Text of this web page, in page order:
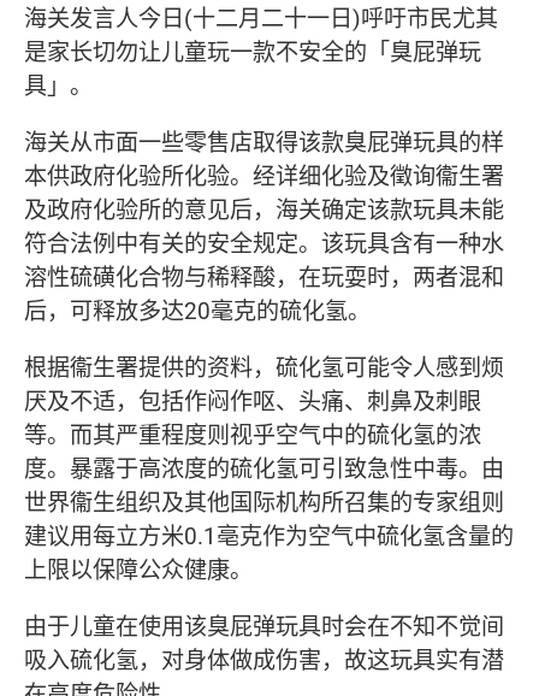
海关发言人今日(十二月二十一日)呼吁市民尤其
是家长切勿让儿童玩一款不安全的「臭屁弹玩
具」。
海关从市面一些零售店取得该款臭屁弹玩具的样
本供政府化验所化验。经详细化验及徵询衞生署
及政府化验所的意见后，海关确定该款玩具未能
符合法例中有关的安全规定。该玩具含有一种水
溶性硫磺化合物与稀释酸，在玩耍时，两者混和
后，可释放多达20毫克的硫化氢。
根据衞生署提供的资料，硫化氢可能令人感到烦
厌及不适，包括作闷作呕、头痛、刺鼻及刺眼
等。而其严重程度则视乎空气中的硫化氢的浓
度。暴露于高浓度的硫化氢可引致急性中毒。由
世界衞生组织及其他国际机构所召集的专家组则
建议用每立方米0.1亳克作为空气中硫化氢含量的
上限以保障公众健康。
由于儿童在使用该臭屁弹玩具时会在不知不觉间
吸入硫化氢，对身体做成伤害，故这玩具实有潜